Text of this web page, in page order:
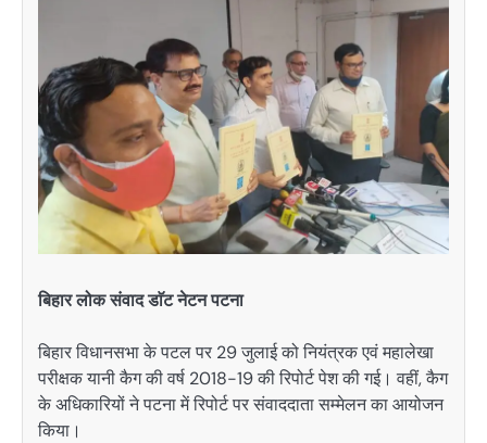
बिहार लोक संवाद डाॅट नेटन पटना
बिहार विधानसभा के पटल पर 29 जुलाई को नियंत्रक एवं महालेखा
परीक्षक यानी कैग की वर्ष 2018-19 की रिपोर्ट पेश की गई। वहीं, कैग
के अधिकारियों ने पटना में रिपोर्ट पर संवाददाता सम्मेलन का आयोजन
किया।